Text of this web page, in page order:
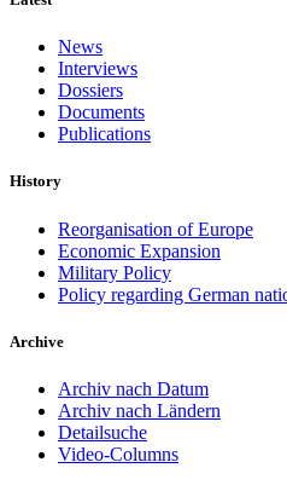
News
Interviews
Dossiers
Documents
Publications
History
Reorganisation of Europe
Economic Expansion
Military Policy
Policy regarding German
Archive
Archiv nach Datum
Archiv nach Ländern
Detailsuche
Video-Columns